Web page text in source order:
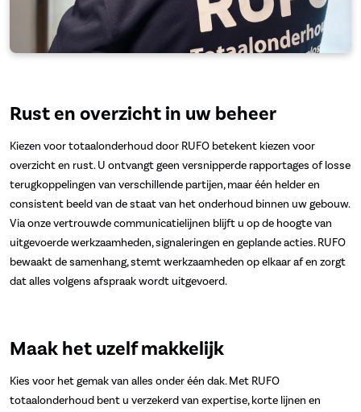
Rust en overzicht in uw beheer
Kiezen voor totaalonderhoud door RUFO betekent kiezen voor
overzicht en rust. U ontvangt geen versnipperde rapportages of losse
terugkoppelingen van verschillende partijen, maar één helder en
consistent beeld van de staat van het onderhoud binnen uw gebouw.
Via onze vertrouwde communicatielijnen blijft u op de hoogte van
uitgevoerde werkzaamheden, signaleringen en geplande acties. RUFO
bewaakt de samenhang, stemt werkzaamheden op elkaar af en zorgt
dat alles volgens afspraak wordt uitgevoerd.
Maak het uzelf makkelijk
Kies voor het gemak van alles onder één dak. Met RUFO
totaalonderhoud bent u verzekerd van expertise, korte lijnen en